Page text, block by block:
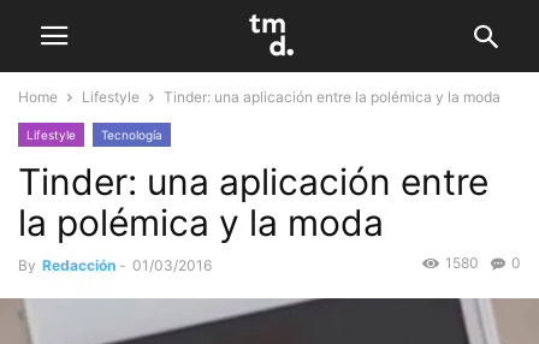
Home Lifestyle Tinder: una aplicación entre la polémica y la moda
Lifestyle Tecnología
Tinder: una aplicación entre
la polémica y la moda
By Redacción - 01/03/2016 0
1580